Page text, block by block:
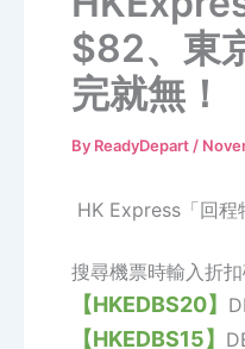
$82、東
完就無！
By ReadyDepart /
HK Express「回程
搜尋機票時輸入折
【HKEDBS20】
【HKEDBS15】